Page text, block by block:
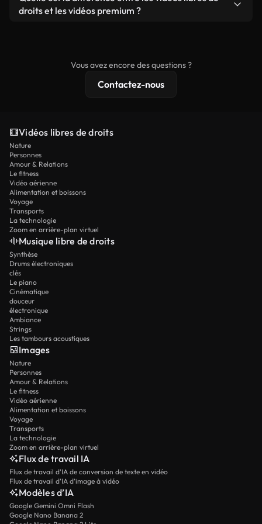
prêtes à l'emploi.
remixer nos vidéos. Assurez-vous simplement que
droits et les vidéos premium ?
résolution 4K et des protections de licence
Vous avez encore des questions ?
Contactez-nous
Vidéos libres de droits
Nature
Personnes
Amour & Relations
Le fitness
Vidéo aérienne
Alimentation et boissons
Voyage
Transports
La technologie
Zoom en arrière-plan virtuel
Musique libre de droits
Synthèse
Drums électroniques
clés
Le piano
Cinématique
douceur
électronique
Ambiance
Strings
Les tambours acoustiques
Images
Nature
Personnes
Amour & Relations
Le fitness
Vidéo aérienne
Alimentation et boissons
Voyage
Transports
La technologie
Zoom en arrière-plan virtuel
Flux de travail IA
Flux de travail d’IA de conversion de texte en vidéo
Flux de travail d’IA d’image à vidéo
Modèles d’IA
Google Gemini Omni Flash
Google Nano Banana 2